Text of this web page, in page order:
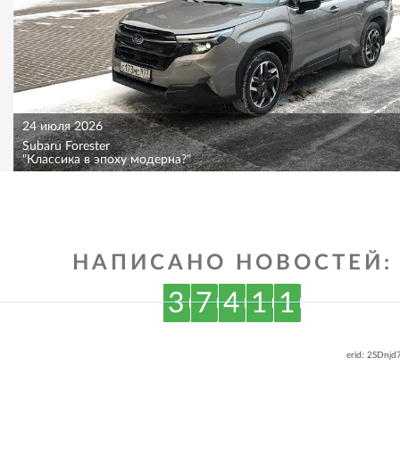
24 июля 2026
Subaru Forester
"Классика в эпоху модерна?"
НАПИСАНО НОВОСТЕЙ:
3 7 4 1 1
erid: